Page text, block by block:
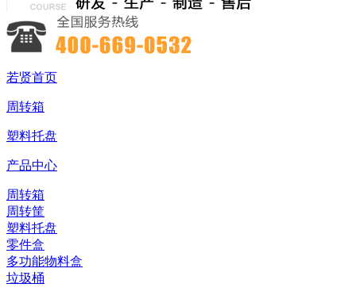
若贤首页
周转箱
塑料托盘
产品中心
周转箱
周转筐
塑料托盘
零件盒
多功能物料盒
垃圾桶